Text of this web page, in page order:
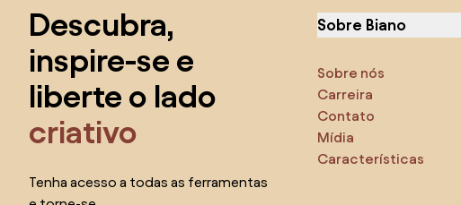
Descubra,
inspire-se e
liberte o lado
criativo
Tenha acesso a todas as ferramentas
Sobre Biano
Sobre nós
Carreira
Contato
Mídia
Características